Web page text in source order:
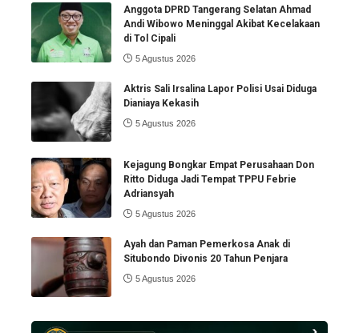
Anggota DPRD Tangerang Selatan Ahmad
Andi Wibowo Meninggal Akibat Kecelakaan
di Tol Cipali
5 Agustus 2026
Aktris Sali Irsalina Lapor Polisi Usai Diduga
Dianiaya Kekasih
5 Agustus 2026
Kejagung Bongkar Empat Perusahaan Don
Ritto Diduga Jadi Tempat TPPU Febrie
Adriansyah
5 Agustus 2026
Ayah dan Paman Pemerkosa Anak di
Situbondo Divonis 20 Tahun Penjara
5 Agustus 2026